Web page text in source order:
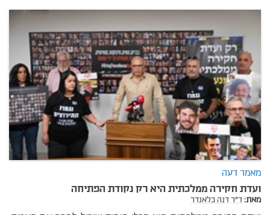
מאמר דעה
ועדת חקירה ממלכתית היא רק נקודת הפתיחה
מאת:ד"ר דנה בלאנדר